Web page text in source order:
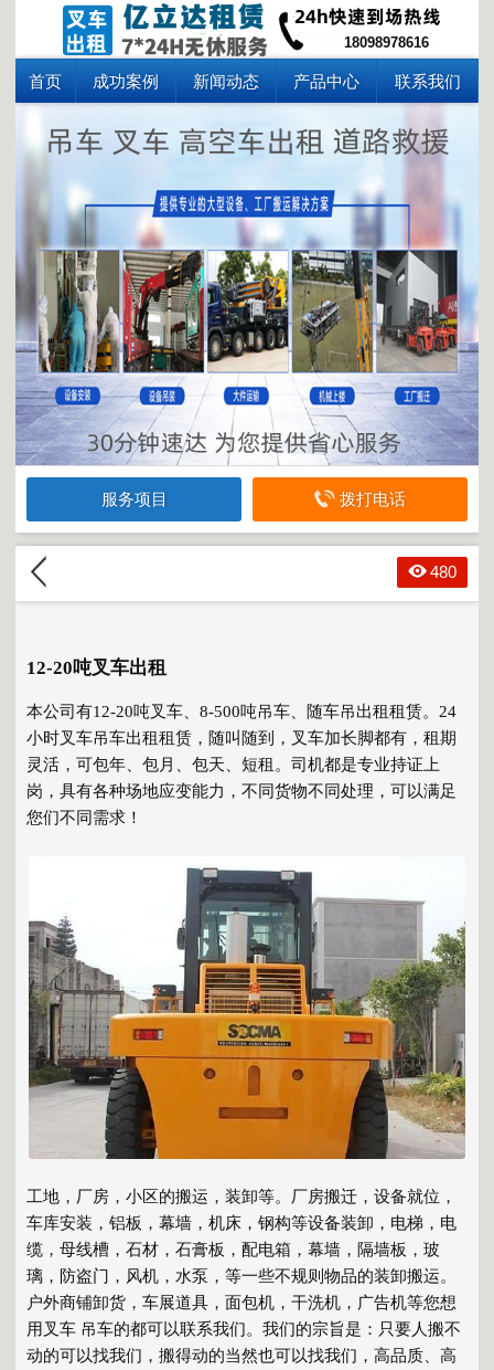
18098978616
首页 成功案例 新闻动态 产品中心 联系我们
服务项目 拨打电话
480
12-20吨叉车出租
本公司有12-20吨叉车、8-500吨吊车、随车吊出租租赁。24
小时叉车吊车出租租赁，随叫随到，叉车加长脚都有，租期
灵活，可包年、包月、包天、短租。司机都是专业持证上
岗，具有各种场地应变能力，不同货物不同处理，可以满足
您们不同需求！
工地，厂房，小区的搬运，装卸等。厂房搬迁，设备就位，
车库安装，铝板，幕墙，机床，钢构等设备装卸，电梯，电
缆，母线槽，石材，石膏板，配电箱，幕墙，隔墙板，玻
璃，防盗门，风机，水泵，等一些不规则物品的装卸搬运。
户外商铺卸货，车展道具，面包机，干洗机，广告机等您想
用叉车 吊车的都可以联系我们。我们的宗旨是：只要人搬不
动的可以找我们，搬得动的当然也可以找我们，高品质、高